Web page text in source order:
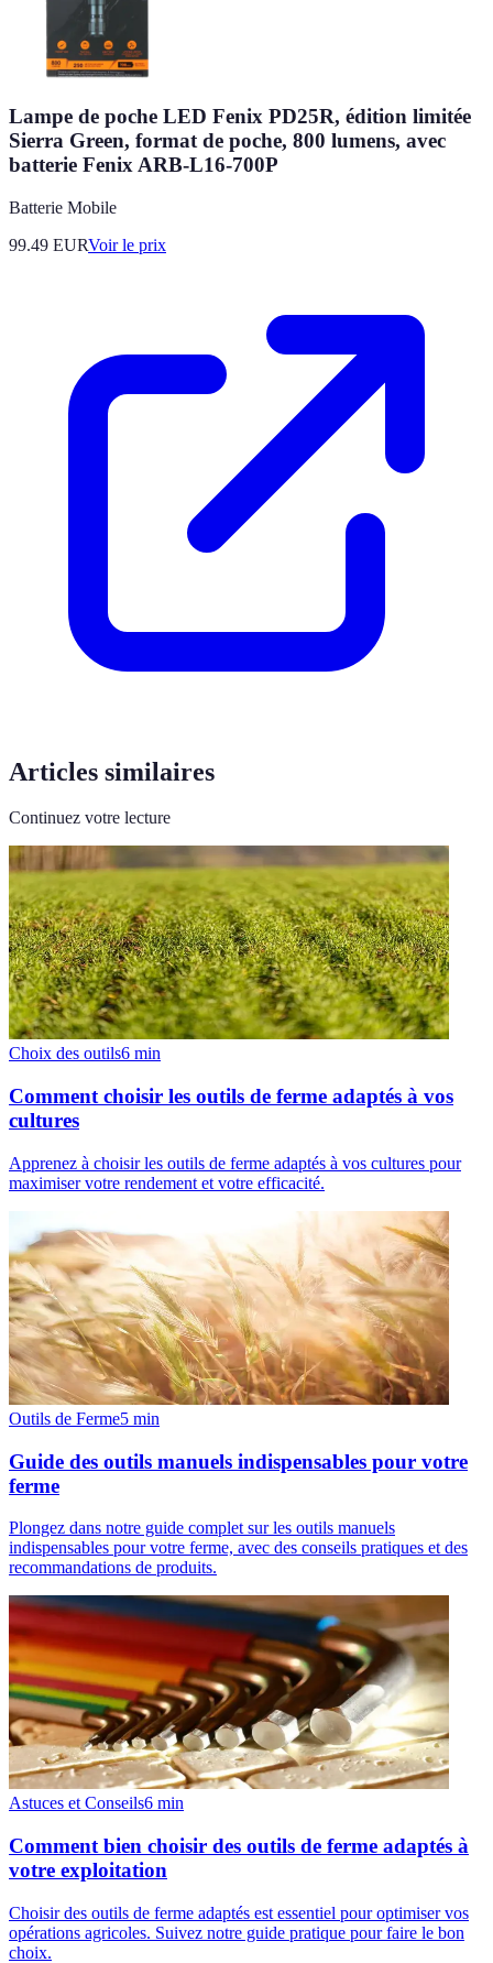
Lampe de poche LED Fenix PD25R, édition limitée
Sierra Green, format de poche, 800 lumens, avec
batterie Fenix ARB-L16-700P
Batterie Mobile
99.49 EURVoir le prix
Articles similaires
Continuez votre lecture
Choix des outils6 min
Comment choisir les outils de ferme adaptés à vos
cultures
Apprenez à choisir les outils de ferme adaptés à vos cultures pour
maximiser votre rendement et votre efficacité.
Outils de Ferme5 min
Guide des outils manuels indispensables pour votre
ferme
Plongez dans notre guide complet sur les outils manuels
indispensables pour votre ferme, avec des conseils pratiques et des
recommandations de produits.
Astuces et Conseils6 min
Comment bien choisir des outils de ferme adaptés à
votre exploitation
Choisir des outils de ferme adaptés est essentiel pour optimiser vos
opérations agricoles. Suivez notre guide pratique pour faire le bon
choix.